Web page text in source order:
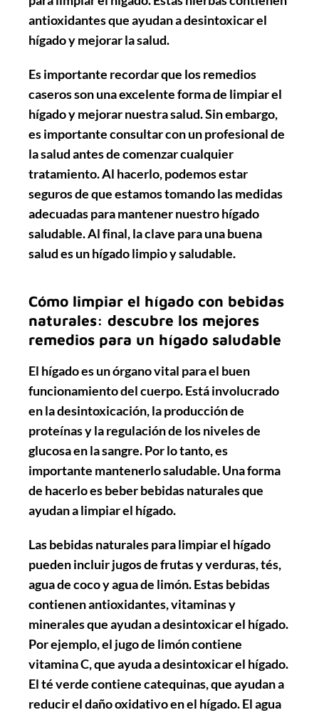
antioxidantes que ayudan a desintoxicar el
hígado y mejorar la salud.
Es importante recordar que los remedios
caseros son una excelente forma de limpiar el
hígado y mejorar nuestra salud. Sin embargo,
es importante consultar con un profesional de
la salud antes de comenzar cualquier
tratamiento. Al hacerlo, podemos estar
seguros de que estamos tomando las medidas
adecuadas para mantener nuestro hígado
saludable. Al final, la clave para una buena
salud es un hígado limpio y saludable.
Cómo limpiar el hígado con bebidas
naturales: descubre los mejores
remedios para un hígado saludable
El hígado es un órgano vital para el buen
funcionamiento del cuerpo. Está involucrado
en la desintoxicación, la producción de
proteínas y la regulación de los niveles de
glucosa en la sangre. Por lo tanto, es
importante mantenerlo saludable. Una forma
de hacerlo es beber bebidas naturales que
ayudan a limpiar el hígado.
Las bebidas naturales para limpiar el hígado
pueden incluir jugos de frutas y verduras, tés,
agua de coco y agua de limón. Estas bebidas
contienen antioxidantes, vitaminas y
minerales que ayudan a desintoxicar el hígado.
Por ejemplo, el jugo de limón contiene
vitamina C, que ayuda a desintoxicar el hígado.
El té verde contiene catequinas, que ayudan a
reducir el daño oxidativo en el hígado. El agua